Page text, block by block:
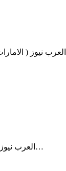
العرب نيوز ( الإمارات، الفجيرة ) ـ اختتمت فعاليات ملتقى “نغمٌ على ثغر الفجيرة” الموسيقي…